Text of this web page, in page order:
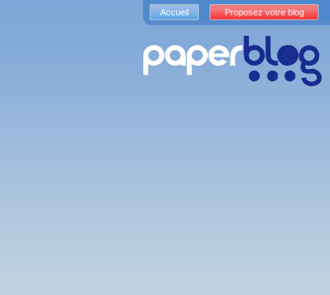
Accueil Proposez votre blog